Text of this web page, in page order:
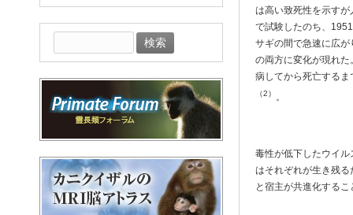
は高い致死性を示す
で試験したのち、
サギの間で急速に広
の両方に変化が現れ
病してから死亡する
（2） 。
毒性が低下したウイ
はそれぞれが生き残
と宿主が共進化する
イ
ブ
索: